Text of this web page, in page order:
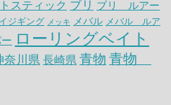
スティック ブリ ブリ ルアー
ジギング メッキ メバル メバル ルア
ローリングベイト
奈川県 長崎県 青物 青物